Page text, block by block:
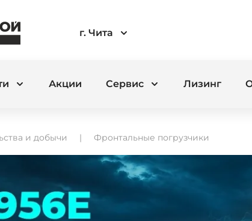
г. Чита
Акции Сервис Лизинг
и добычи Фронтальные погрузчики